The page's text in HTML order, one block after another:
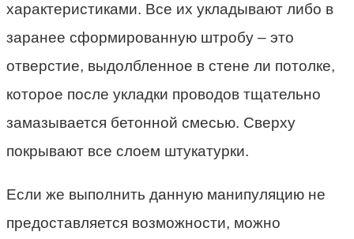
характеристиками. Все их укладывают либо в
заранее сформированную штробу – это
отверстие, выдолбленное в стене ли потолке,
которое после укладки проводов тщательно
замазывается бетонной смесью. Сверху
покрывают все слоем штукатурки.
Если же выполнить данную манипуляцию не
предоставляется возможности, можно